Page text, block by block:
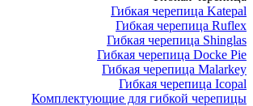
Гибкая черепица Katepal
Гибкая черепица Ruflex
Гибкая черепица Shinglas
Гибкая черепица Docke Pie
Гибкая черепица Malarkey
Гибкая черепица Icopal
Комплектующие для гибкой черепицы